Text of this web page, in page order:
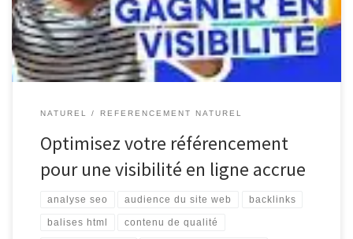
En effet, un bon référencement permet d’augmenter la
probabilité que votre site soit bien positionné […]
NATUREL REFERENCEMENT NATUREL
Optimisez votre référencement
pour une visibilité en ligne accrue
analyse seo audience du site web backlinks
balises html contenu de qualité